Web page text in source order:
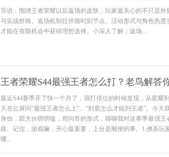
导语：围绕王者荣耀以后返场的皮肤，玩家最关心的不只是
与实战价格。返场机制往伴随时刻节点、活动形式与角色热度
才能在有限机会中获得理想选择。小深入了解：返场...
王者荣耀S44最强王者怎么打？老鸟解答
最近S44赛季开了快一个月了，我打排位的时候发现，从星耀
天在公屏问“最强王者怎么上”、“到底怎么才能到王者”。今天
身份，跟大伙唠唠嗑，用问答的形式，聊聊我对这赛季最强
路。记住，游戏嘛，开心最重要，上分是顺便的事。1.佛系玩
哪...